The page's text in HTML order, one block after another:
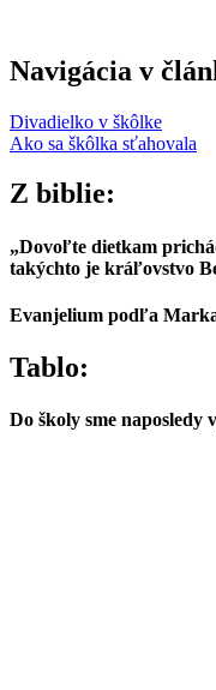
Navigácia v
Divadielko v škôlke
Ako sa škôlka sťahovala
Z biblie:
„Dovoľte dietkam
takýchto je kráľovstvo
Evanjelium podľa
Tablo:
Do školy sme